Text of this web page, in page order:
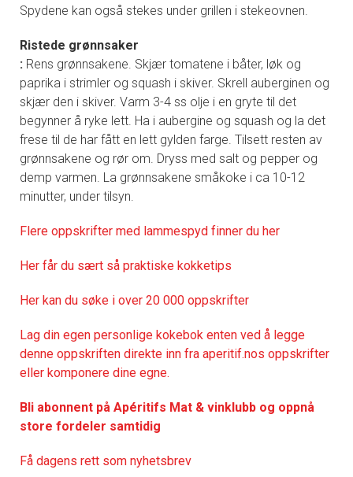
Spydene kan også stekes under grillen i stekeovnen.
Ristede grønnsaker
: Rens grønnsakene. Skjær tomatene i båter, løk og
paprika i strimler og squash i skiver. Skrell auberginen og
skjær den i skiver. Varm 3-4 ss olje i en gryte til det
begynner å ryke lett. Ha i aubergine og squash og la det
frese til de har fått en lett gylden farge. Tilsett resten av
grønnsakene og rør om. Dryss med salt og pepper og
demp varmen. La grønnsakene småkoke i ca 10-12
minutter, under tilsyn.
Flere oppskrifter med lammespyd finner du her
Her får du sært så praktiske kokketips
Her kan du søke i over 20 000 oppskrifter
Lag din egen personlige kokebok enten ved å legge
denne oppskriften direkte inn fra aperitif.nos oppskrifter
eller komponere dine egne.
Bli abonnent på Apéritifs Mat & vinklubb og oppnå
store fordeler samtidig
Få dagens rett som nyhetsbrev